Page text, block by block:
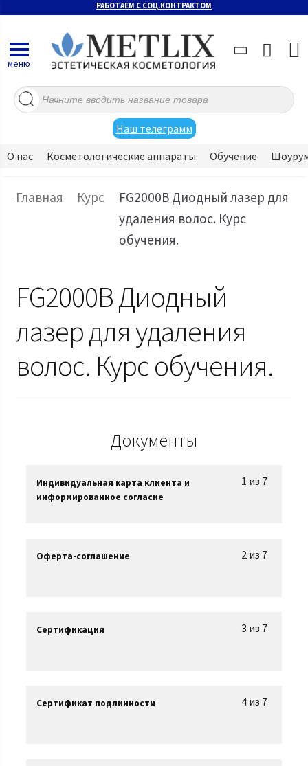
РАБОТАЕМ С СОЦ.КОНТРАКТОМ
Поиск
товаров
Наш телеграмм
меню
О нас Косметологические аппараты Обучение
Главная Курс
FG2000B Диодный лазер для
удаления волос. Курс
обучения.
FG2000B Диодный
лазер для удаления
волос. Курс обучения.
Документы
1 из 7
Индивидуальная карта клиента и
информированное согласие
2 из 7
Оферта-соглашение
3 из 7
Сертификация
4 из 7
Сертификат подлинности